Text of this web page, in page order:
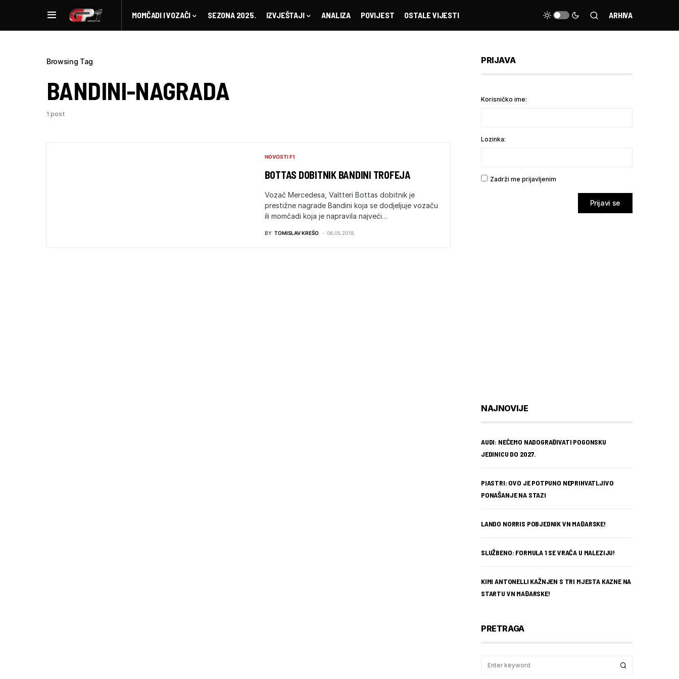
MOMČADI I VOZAČI SEZONA 2025. IZVJEŠTAJI ANALIZA POVIJEST OSTALE VIJESTI ARHIVA
Browsing Tag
BANDINI-NAGRADA
1 post
NOVOSTI F1
BOTTAS DOBITNIK BANDINI TROFEJA
Vozač Mercedesa, Valtteri Bottas dobitnik je
prestižne nagrade Bandini koja se dodjeljuje vozaču
ili momčadi koja je napravila najveći…
BY TOMISLAV KREŠO 06.05.2018.
PRIJAVA
Korisničko ime:
Lozinka:
Zadrži me prijavljenim
Prijavi se
NAJNOVIJE
AUDI: NEĆEMO NADOGRAĐIVATI POGONSKU
JEDINICU DO 2027.
PIASTRI: OVO JE POTPUNO NEPRIHVATLJIVO
PONAŠANJE NA STAZI
LANDO NORRIS POBJEDNIK VN MAĐARSKE!
SLUŽBENO: FORMULA 1 SE VRAĆA U MALEZIJU!
KIMI ANTONELLI KAŽNJEN S TRI MJESTA KAZNE NA
STARTU VN MAĐARSKE!
PRETRAGA